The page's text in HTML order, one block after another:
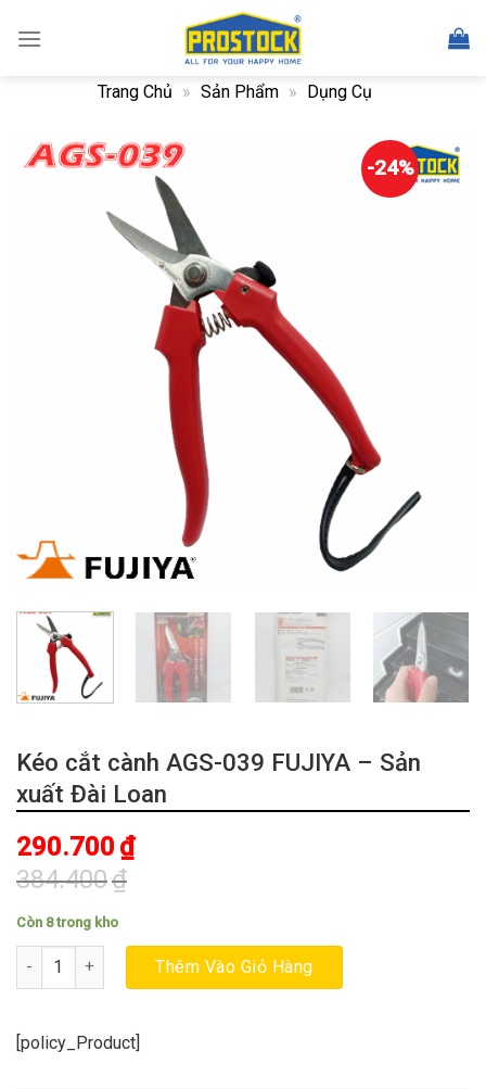
Trang Chủ » Sản Phẩm » Dụng Cụ
-24%
Kéo cắt cành AGS-039 FUJIYA – Sản
xuất Đài Loan
384.400₫
gốc
là:
384.400₫.
290.700 ₫
hiện
tại
là:
Còn 8 trong kho
Kéo cắt cành AGS-039 FUJIYA - Sản xuất Đài Loan số lượng
Thêm Vào Giỏ Hàng
[policy_Product]